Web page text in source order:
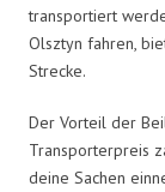
transportiert
Olsztyn fahren,
Strecke.
Der Vorteil der
Transporterpreis
deine Sachen